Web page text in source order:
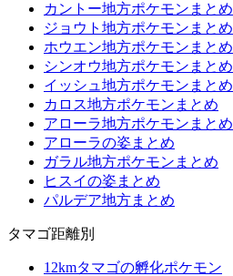
カントー地方ポケモンまとめ
ジョウト地方ポケモンまとめ
ホウエン地方ポケモンまとめ
シンオウ地方ポケモンまとめ
イッシュ地方ポケモンまとめ
カロス地方ポケモンまとめ
アローラ地方ポケモンまとめ
アローラの姿まとめ
ガラル地方ポケモンまとめ
ヒスイの姿まとめ
パルデア地方まとめ
タマゴ距離別
12kmタマゴの孵化ポケモン